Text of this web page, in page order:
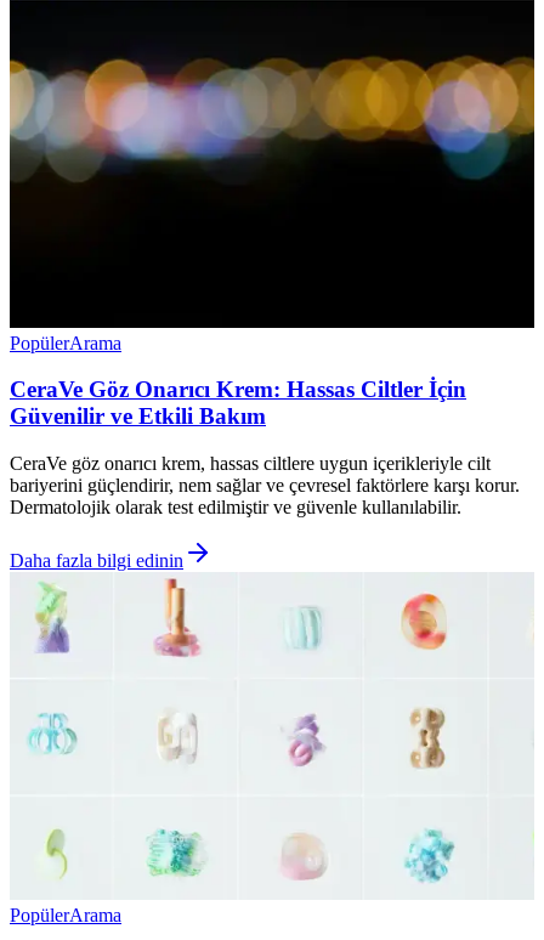
PopülerArama
CeraVe Göz Onarıcı Krem: Hassas Ciltler İçin
Güvenilir ve Etkili Bakım
CeraVe göz onarıcı krem, hassas ciltlere uygun içerikleriyle cilt
bariyerini güçlendirir, nem sağlar ve çevresel faktörlere karşı korur.
Dermatolojik olarak test edilmiştir ve güvenle kullanılabilir.
Daha fazla bilgi edinin
PopülerArama